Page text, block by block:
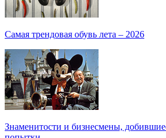
Самая трендовая обувь лета – 2026
Знаменитости и бизнесмены,